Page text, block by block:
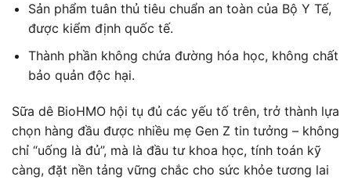
Sản phẩm tuân thủ tiêu chuẩn an toàn của Bộ Y Tế,
được kiểm định quốc tế.
Thành phần không chứa đường hóa học, không chất
bảo quản độc hại.
Sữa dê BioHMO hội tụ đủ các yếu tố trên, trở thành lựa
chọn hàng đầu được nhiều mẹ Gen Z tin tưởng – không
chỉ “uống là đủ”, mà là đầu tư khoa học, tính toán kỹ
càng, đặt nền tảng vững chắc cho sức khỏe tương lai